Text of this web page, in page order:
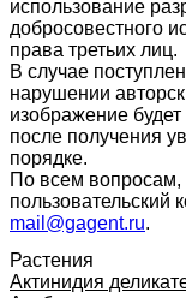
использование
добросовестного
права третьих лиц.
В случае
нарушении
изображение
после получения
порядке.
По всем вопросам,
пользовательский
mail@gagent.ru.
Растения
Актинидия